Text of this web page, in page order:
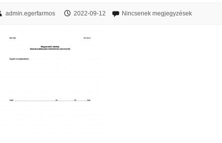
admin.egerfarmos 2022-09-12 Nincsenek megjegyzések